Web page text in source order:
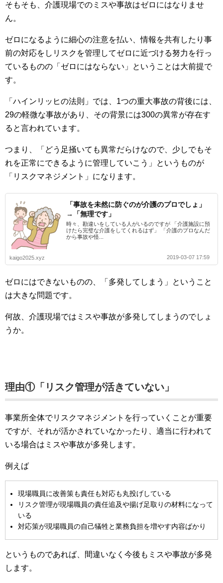
そもそも、介護現場でのミスや事故はゼロにはなりませ
ん。
ゼロになるように細心の注意を払い、情報を共有したり事
前の対応をしリスクを管理してゼロに近づける努力を行っ
ているものの「ゼロにはならない」ということは大前提で
す。
「ハインリッヒの法則」では、1つの重大事故の背後には、
29の軽微な事故があり、その背景には300の異常が存在す
ると言われています。
つまり、「どう足掻いても異常だらけなので、少しでもそ
れを正常にできるように管理していこう」というものが
「リスクマネジメント」になります。
「事故を未然に防ぐのが介護のプロでしょ」
→「無理です」
時々、勘違いをしている人がいるのですが 「介護施設に預
けたら完璧な介護をしてくれるはず」 「介護のプロなんだ
から事故や怪...
kaigo2025.xyz 2019-03-07 17:59
ゼロにはできないものの、「多発してしまう」ということ
は大きな問題です。
何故、介護現場ではミスや事故が多発してしまうのでしょ
うか。
理由①「リスク管理が活きていない」
事業所全体でリスクマネジメントを行っていくことが重要
ですが、それが活かされていなかったり、適当に行われて
いる場合はミスや事故が多発します。
例えば
現場職員に改善策も責任も対応も丸投げしている
リスク管理が現場職員の責任追及や揚げ足取りの材料になって
いる
対応策が現場職員の自己犠牲と業務負担を増やす内容ばかり
というものであれば、間違いなく今後もミスや事故が多発
します。